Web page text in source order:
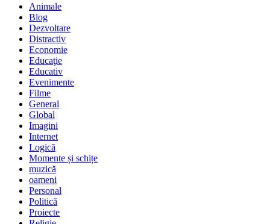
Animale
Blog
Dezvoltare
Distractiv
Economie
Educaţie
Educativ
Evenimente
Filme
General
Global
Imagini
Internet
Logică
Momente și schițe
muzică
oameni
Personal
Politică
Proiecte